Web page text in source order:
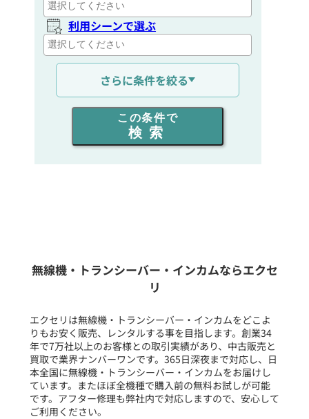
利用シーンで選ぶ
通信距離を選ぶ
出力を選ぶ
同時通話人数を選ぶ
フリーワード入力(製品名等)
選択条件をリセット
さらに条件を絞る
この条件で
検索
無線機・トランシーバー・インカムならエクセ
リ
エクセリは無線機・トランシーバー・インカムをどこよ
りもお安く販売、レンタルする事を目指します。創業34
年で7万社以上のお客様との取引実績があり、中古販売と
買取で業界ナンバーワンです。365日深夜まで対応し、日
本全国に無線機・トランシーバー・インカムをお届けし
ています。またほぼ全機種で購入前の無料お試しが可能
です。アフター修理も弊社内で対応しますので、安心して
ご利用ください。